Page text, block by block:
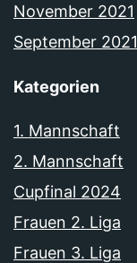
November 2021
September 2021
Kategorien
1. Mannschaft
2. Mannschaft
Cupfinal 2024
Frauen 2. Liga
Frauen 3. Liga